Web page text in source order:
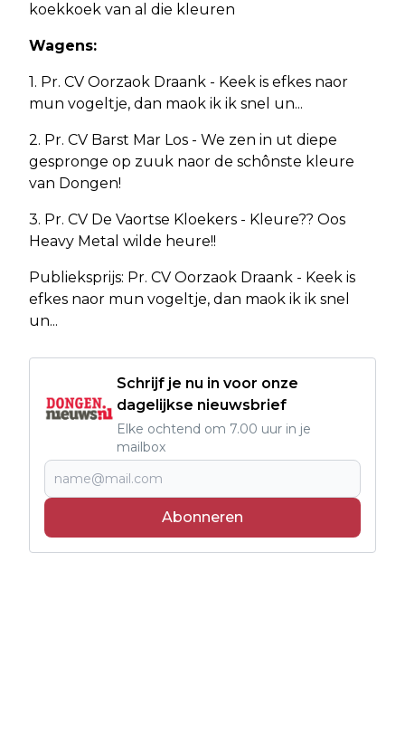
koekkoek van al die kleuren
Wagens:
1. Pr. CV Oorzaok Draank - Keek is efkes naor
mun vogeltje, dan maok ik ik snel un...
2. Pr. CV Barst Mar Los - We zen in ut diepe
gespronge op zuuk naor de schônste kleure
van Dongen!
3. Pr. CV De Vaortse Kloekers - Kleure?? Oos
Heavy Metal wilde heure!!
Publieksprijs: Pr. CV Oorzaok Draank - Keek is
efkes naor mun vogeltje, dan maok ik ik snel
un...
Schrijf je nu in voor onze
dagelijkse nieuwsbrief
Elke ochtend om 7.00 uur in je
mailbox
Abonneren